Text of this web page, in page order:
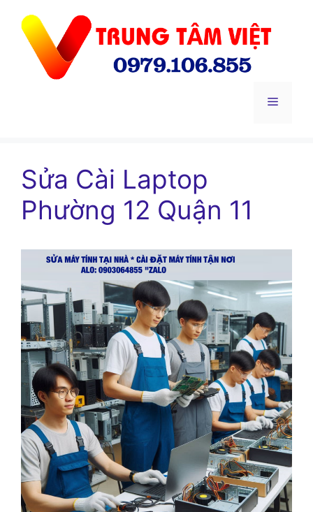
Menu
Sửa Cài Laptop
Phường 12 Quận 11